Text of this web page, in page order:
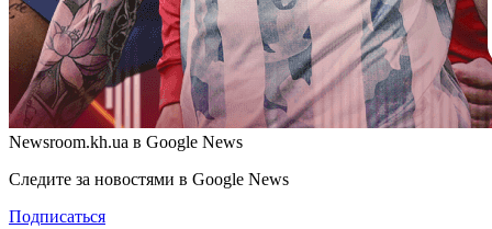
Newsroom.kh.ua в Google News
Следите за новостями в Google News
Подписаться